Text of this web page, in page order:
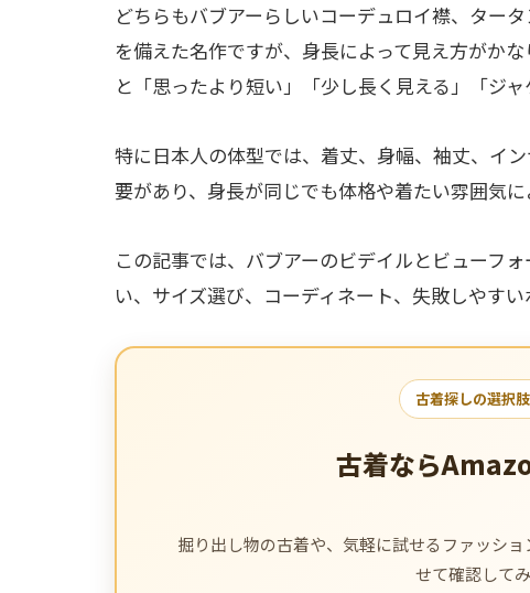
どちらもバブアーらしいコーデュロイ襟、ター
を備えた名作ですが、身長によって見え方がか
と「思ったより短い」「少し長く見える」「ジ
特に日本人の体型では、着丈、身幅、袖丈、イ
要があり、身長が同じでも体格や着たい雰囲気に
この記事では、バブアーのビデイルとビューフ
い、サイズ選び、コーディネート、失敗しやすい
古着探しの選択
古着なら
掘り出し物の古着や、気軽に試せるファッシ
せて確認して